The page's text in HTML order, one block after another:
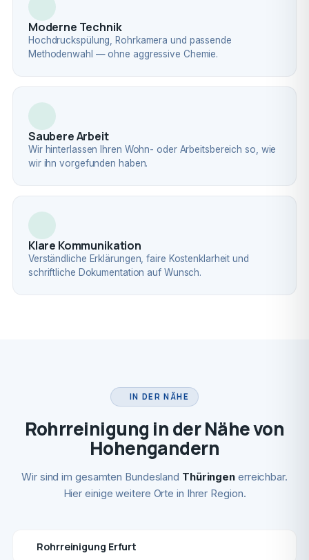
Moderne Technik
Hochdruckspülung, Rohrkamera und passende
Methodenwahl — ohne aggressive Chemie.
Saubere Arbeit
Wir hinterlassen Ihren Wohn- oder Arbeitsbereich so, wie
wir ihn vorgefunden haben.
Klare Kommunikation
Verständliche Erklärungen, faire Kostenklarheit und
schriftliche Dokumentation auf Wunsch.
IN DER NÄHE
Rohrreinigung in der Nähe von
Hohengandern
Wir sind im gesamten Bundesland Thüringen erreichbar.
Hier einige weitere Orte in Ihrer Region.
Rohrreinigung Erfurt